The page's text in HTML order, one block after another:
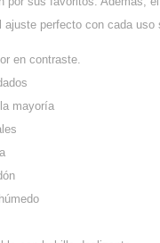
ajuste perfecto con cada uso
en contraste.
mayoría